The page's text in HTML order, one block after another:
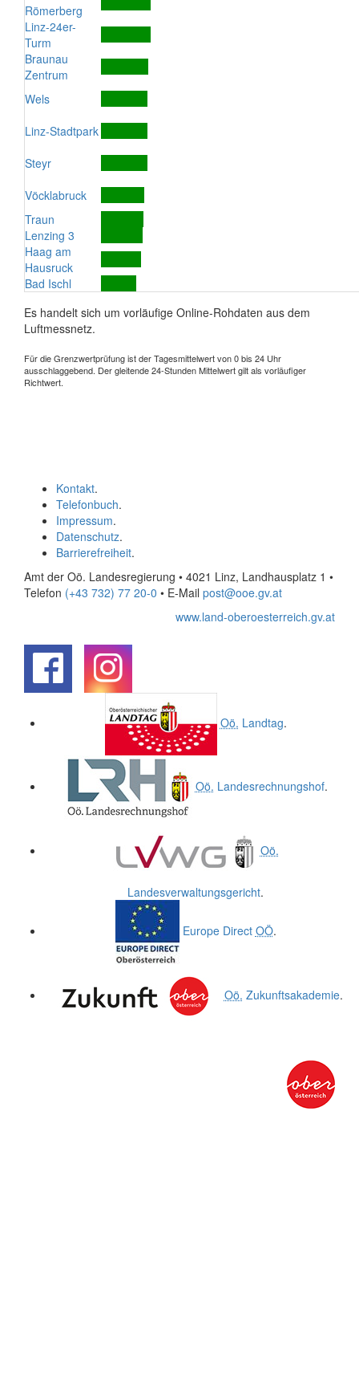
Römerberg
Linz-24er-
Turm
Braunau
Zentrum
Wels
Linz-Stadtpark
Steyr
Vöcklabruck
Traun
Lenzing 3
Haag am
Hausruck
Bad Ischl
Es handelt sich um vorläufige Online-Rohdaten aus dem
Luftmessnetz.
Für die Grenzwertprüfung ist der Tagesmittelwert von 0 bis 24 Uhr
ausschlaggebend. Der gleitende 24-Stunden Mittelwert gilt als vorläufiger
Richtwert.
Kontakt.
Telefonbuch.
Impressum.
Datenschutz.
Barrierefreiheit.
Amt der Oö. Landesregierung • 4021 Linz, Landhausplatz 1 •
Telefon (+43 732) 77 20-0 • E-Mail post@ooe.gv.at
www.land-oberoesterreich.gv.at
Oö. Landtag.
Oö. Landesrechnungshof.
Oö.
Landesverwaltungsgericht.
Europe Direct OÖ.
Oö. Zukunftsakademie.